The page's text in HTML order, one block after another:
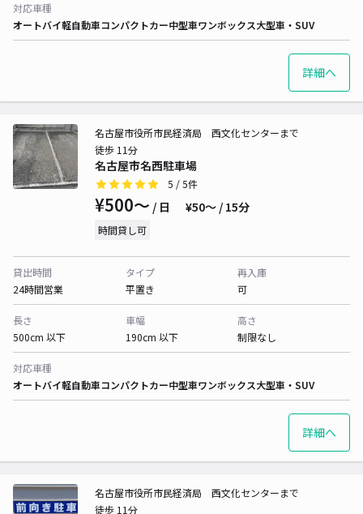
対応車種
オートバイ軽自動車コンパクトカー中型車ワンボックス大型車・SUV
詳細へ
名古屋市名西駐車場
名古屋市役所市民経済局 西文化センターまで
徒歩 11分
5 / 5件
¥500〜 / 日 ¥50〜 / 15分
時間貸し可
貸出時間
24時間営業
タイプ
平置き
再入庫
可
長さ
500cm 以下
車幅
190cm 以下
高さ
制限なし
対応車種
オートバイ軽自動車コンパクトカー中型車ワンボックス大型車・SUV
詳細へ
名古屋市役所市民経済局 西文化センターまで
徒歩 11分